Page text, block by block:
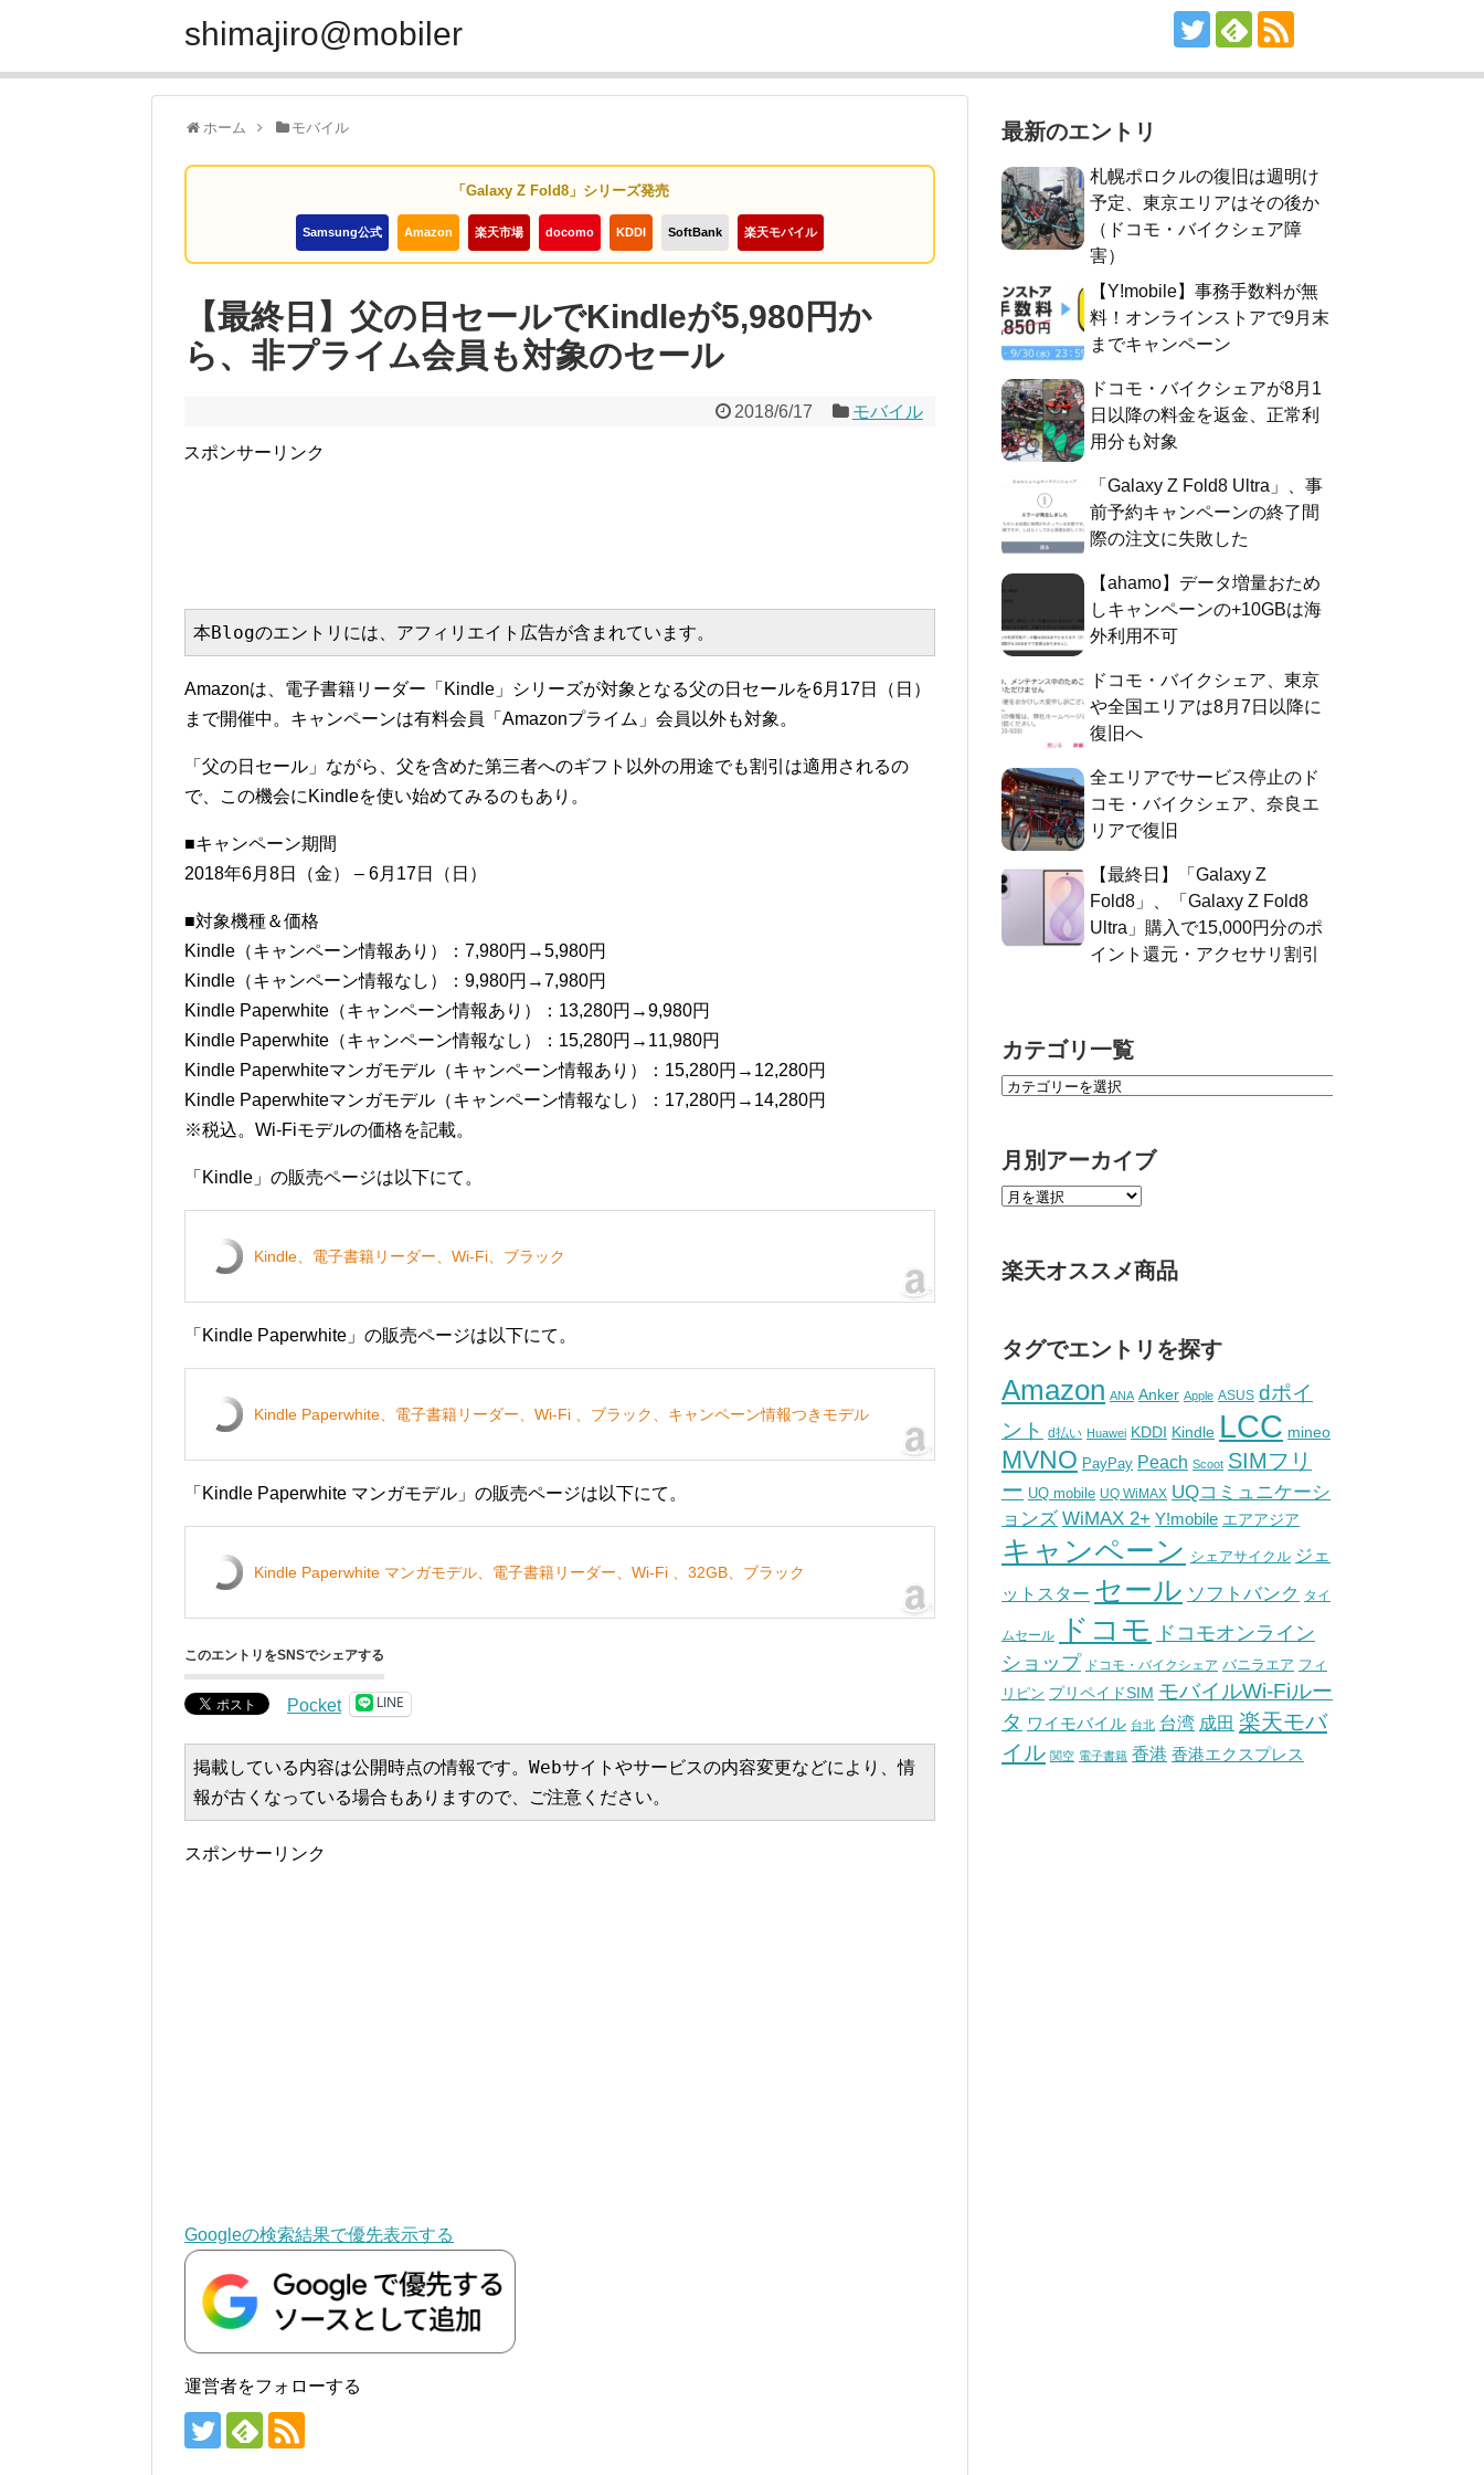
shimajiro@mobiler
ホーム モバイル
「Galaxy Z Fold8」シリーズ発売
Samsung公式 Amazon 楽天市場 docomo KDDI SoftBank 楽天モバイル
【最終日】父の日セールでKindleが5,980円か
ら、非プライム会員も対象のセール
2018/6/17 モバイル
スポンサーリンク
本Blogのエントリには、アフィリエイト広告が含まれています。
Amazonは、電子書籍リーダー「Kindle」シリーズが対象となる父の日セールを6月17日（日）
まで開催中。キャンペーンは有料会員「Amazonプライム」会員以外も対象。
「父の日セール」ながら、父を含めた第三者へのギフト以外の用途でも割引は適用されるの
で、この機会にKindleを使い始めてみるのもあり。
■キャンペーン期間
2018年6月8日（金） – 6月17日（日）
■対象機種＆価格
Kindle（キャンペーン情報あり）：7,980円→5,980円
Kindle（キャンペーン情報なし）：9,980円→7,980円
Kindle Paperwhite（キャンペーン情報あり）：13,280円→9,980円
Kindle Paperwhite（キャンペーン情報なし）：15,280円→11,980円
Kindle Paperwhiteマンガモデル（キャンペーン情報あり）：15,280円→12,280円
Kindle Paperwhiteマンガモデル（キャンペーン情報なし）：17,280円→14,280円
※税込。Wi-Fiモデルの価格を記載。
「Kindle」の販売ページは以下にて。
Kindle、電子書籍リーダー、Wi-Fi、ブラック
「Kindle Paperwhite」の販売ページは以下にて。
Kindle Paperwhite、電子書籍リーダー、Wi-Fi 、ブラック、キャンペーン情報つきモデル
「Kindle Paperwhite マンガモデル」の販売ページは以下にて。
Kindle Paperwhite マンガモデル、電子書籍リーダー、Wi-Fi 、32GB、ブラック
このエントリをSNSでシェアする
Pocket LINE
掲載している内容は公開時点の情報です。Webサイトやサービスの内容変更などにより、情
報が古くなっている場合もありますので、ご注意ください。
スポンサーリンク
Googleの検索結果で優先表示する
運営者をフォローする
最新のエントリ
札幌ポロクルの復旧は週明け
予定、東京エリアはその後か
（ドコモ・バイクシェア障
害）
【Y!mobile】事務手数料が無
料！オンラインストアで9月末
までキャンペーン
ドコモ・バイクシェアが8月1
日以降の料金を返金、正常利
用分も対象
「Galaxy Z Fold8 Ultra」、事
前予約キャンペーンの終了間
際の注文に失敗した
【ahamo】データ増量おため
しキャンペーンの+10GBは海
外利用不可
ドコモ・バイクシェア、東京
や全国エリアは8月7日以降に
復旧へ
全エリアでサービス停止のド
コモ・バイクシェア、奈良エ
リアで復旧
【最終日】「Galaxy Z
Fold8」、「Galaxy Z Fold8
Ultra」購入で15,000円分のポ
イント還元・アクセサリ割引
カテゴリ一覧
月別アーカイブ
楽天オススメ商品
タグでエントリを探す
Amazon ANA Anker Apple ASUS dポイ
ント
d払い Huawei KDDI Kindle LCC mineo
MVNO PayPay Peach Scoot SIMフリ
ー UQ mobile UQ WiMAX UQコミュニケーシ
ョンズ WiMAX 2+ Y!mobile エアアジア
キャンペーン シェアサイクル ジェ
ットスター セール ソフトバンク タイ
ムセール ドコモ
ドコモオンライン
ショップ ドコモ・バイクシェア バニラエア フィ
リピン プリペイドSIM モバイルWi-Fiルー
タ ワイモバイル 台北 台湾 成田 楽天モバ
イル 関空 電子書籍 香港 香港エクスプレス